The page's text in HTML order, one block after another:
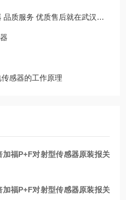
服务 优质售后就在武汉西尔福
感器的工作原理
加福P+F对射型传感器原装报关
加福P+F对射型传感器原装报关